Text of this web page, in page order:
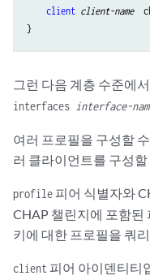
client client-name
그런 다음 계층 수준에
interfaces interface-
여러 프로필을 구성할
러 클라이언트를 구성
profile 피어 식별자와
CHAP 챌린지에 포함된
키에 대한 프로필을 쿼
client 피어 아이덴티티